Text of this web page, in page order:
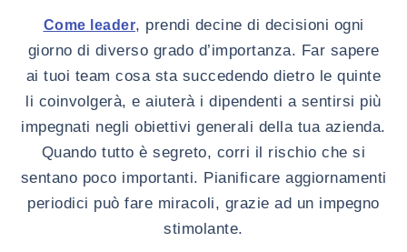
Come leader, prendi decine di decisioni ogni
giorno di diverso grado d’importanza. Far sapere
ai tuoi team cosa sta succedendo dietro le quinte
li coinvolgerà, e aiuterà i dipendenti a sentirsi più
impegnati negli obiettivi generali della tua azienda.
Quando tutto è segreto, corri il rischio che si
sentano poco importanti. Pianificare aggiornamenti
periodici può fare miracoli, grazie ad un impegno
stimolante.